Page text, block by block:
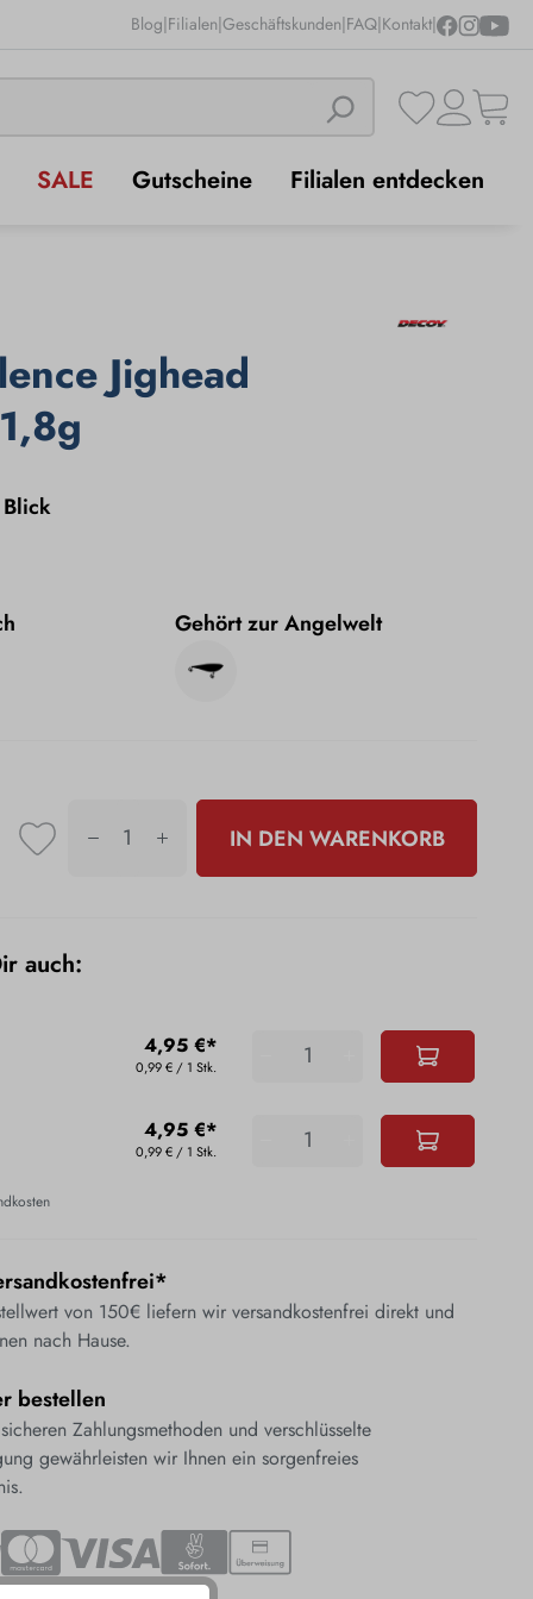
Blog|Filialen|Geschäftskunden|FAQ|Kontakt|
SALE Gutscheine Filialen entdecken
Jighead
Gehört zur Angelwelt
IN DEN WARENKORB
auch:
4,95 €*
0,99 € / 1 Stk.
4,95 €*
0,99 € / 1 Stk.
von 150€ liefern wir versandkostenfrei direkt und
nach Hause.
bestellen
Zahlungsmethoden und verschlüsselte
gewährleisten wir Ihnen ein sorgenfreies